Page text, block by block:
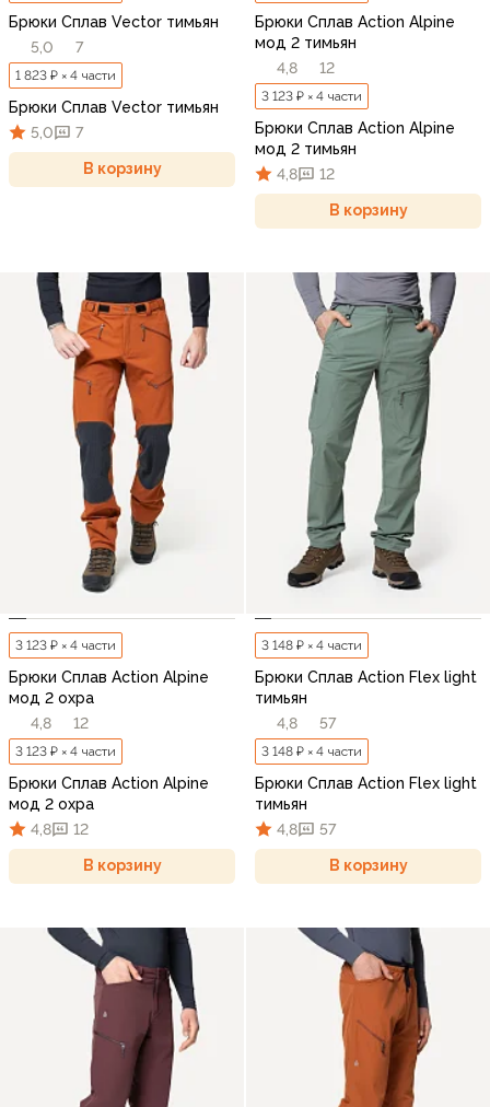
Брюки Сплав Vector тимьян
5,0
7
1 823 ₽ × 4 части
Брюки Сплав Vector тимьян
5,0
7
В корзину
Брюки Сплав Action Alpine
мод 2 тимьян
4,8
12
3 123 ₽ × 4 части
Брюки Сплав Action Alpine
мод 2 тимьян
4,8
12
В корзину
3 123 ₽ × 4 части
Брюки Сплав Action Alpine
мод 2 охра
4,8
12
3 123 ₽ × 4 части
Брюки Сплав Action Alpine
мод 2 охра
4,8
12
В корзину
3 148 ₽ × 4 части
Брюки Сплав Action Flex light
тимьян
4,8
57
3 148 ₽ × 4 части
Брюки Сплав Action Flex light
тимьян
4,8
57
В корзину